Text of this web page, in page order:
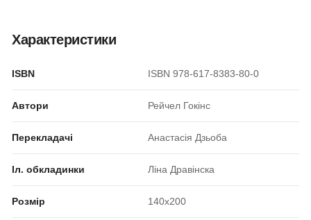
Характеристики
ISBN ISBN 978-617-8383-80-0
Автори Рейчел Гокінс
Перекладачі Анастасія Дзьоба
Іл. обкладинки Ліна Дравінска
Розмір 140x200